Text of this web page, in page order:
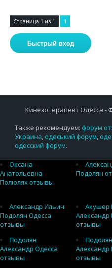
Страница 1 из 1 1
Кинезотерапевт Одесса -
Также рекомендуем: форум
Украина, одеський форум,
одесский форум.
Оксана
Анатольевна
Полюлях отзывы
Подолян
Александр Ильич
Подолян Одесса
отзывы
Акушер
Александр
отзывы
Подолян
Александр Одесса
отзывы
Подолян
Александр
отзывы